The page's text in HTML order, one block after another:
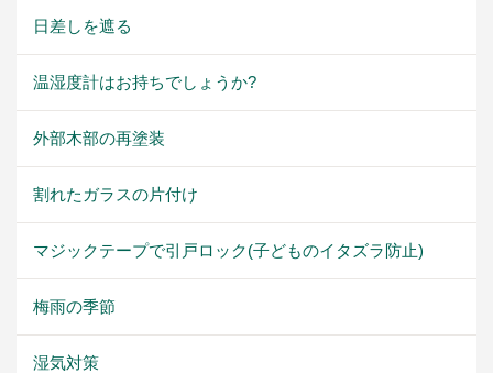
日差しを遮る
温湿度計はお持ちでしょうか?
外部木部の再塗装
割れたガラスの片付け
マジックテープで引戸ロック(子どものイタズラ防止)
梅雨の季節
湿気対策